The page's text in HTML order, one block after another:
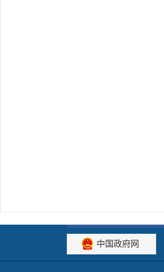
中国政府网